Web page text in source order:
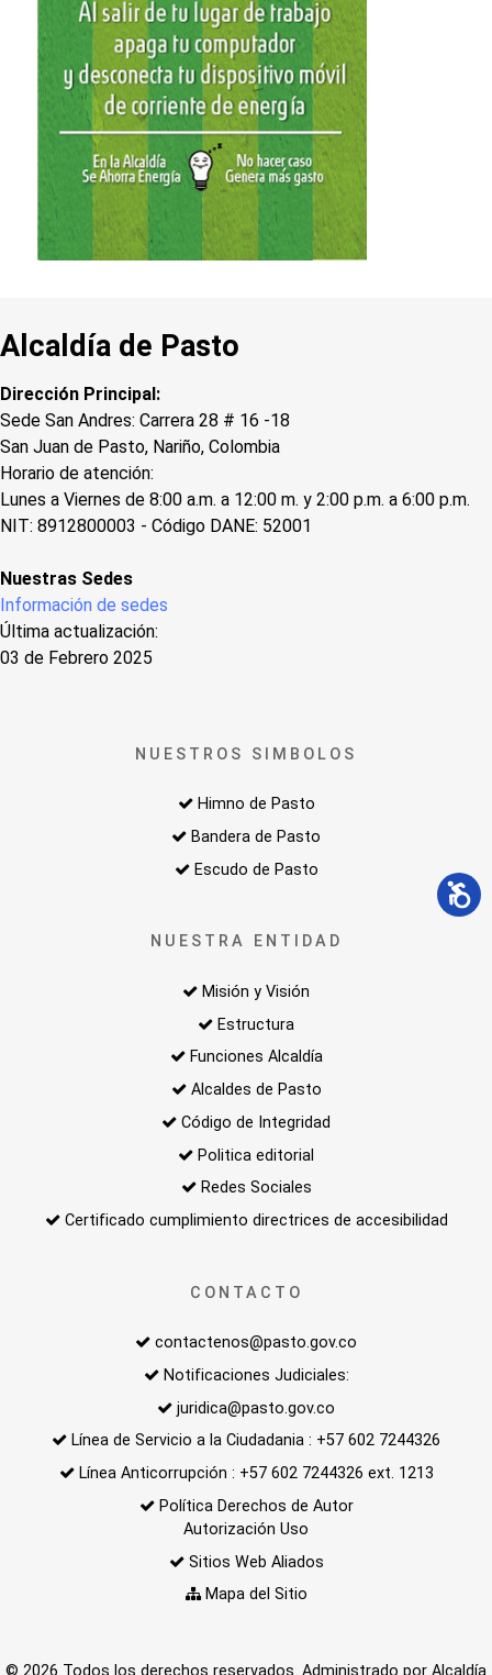
Alcaldía de Pasto
Dirección Principal:
Sede San Andres: Carrera 28 # 16 -18
San Juan de Pasto, Nariño, Colombia
Horario de atención:
Lunes a Viernes de 8:00 a.m. a 12:00 m. y 2:00 p.m. a 6:00 p.m.
NIT: 8912800003 - Código DANE: 52001
Nuestras Sedes
Información de sedes
Última actualización:
03 de Febrero 2025
NUESTROS SIMBOLOS
Himno de Pasto
Bandera de Pasto
Escudo de Pasto
NUESTRA ENTIDAD
Misión y Visión
Estructura
Funciones Alcaldía
Alcaldes de Pasto
Código de Integridad
Politica editorial
Redes Sociales
Certificado cumplimiento directrices de accesibilidad
CONTACTO
contactenos@pasto.gov.co
Notificaciones Judiciales:
juridica@pasto.gov.co
Línea de Servicio a la Ciudadania : +57 602 7244326
Línea Anticorrupción : +57 602 7244326 ext. 1213
Política Derechos de Autor
Autorización Uso
Sitios Web Aliados
Mapa del Sitio
© 2026 Todos los derechos reservados. Administrado por Alcaldía